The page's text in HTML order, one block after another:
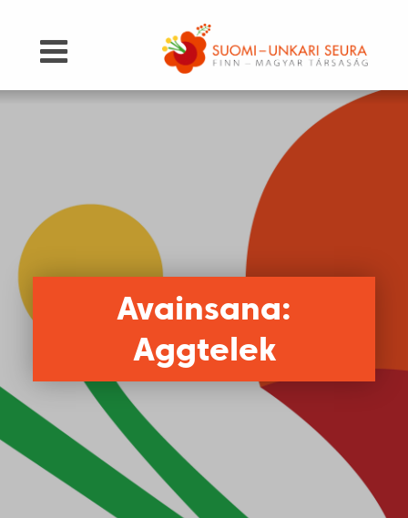
Avainsana:
Aggtelek